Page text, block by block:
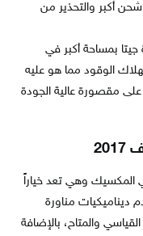
أكبر والتحذير من
جيتا بمساحة أكبر في
الوقود مما هو عليه
مقصورة عالية الجودة
فولكس واجن جولف 2017 في المكسيك وهي تعد خياراً
ديناميكيات مناورة
والمتاح، بالإضافة